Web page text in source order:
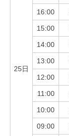
25日
16:00
15:00
14:00
13:00
12:00
11:00
10:00
09:00